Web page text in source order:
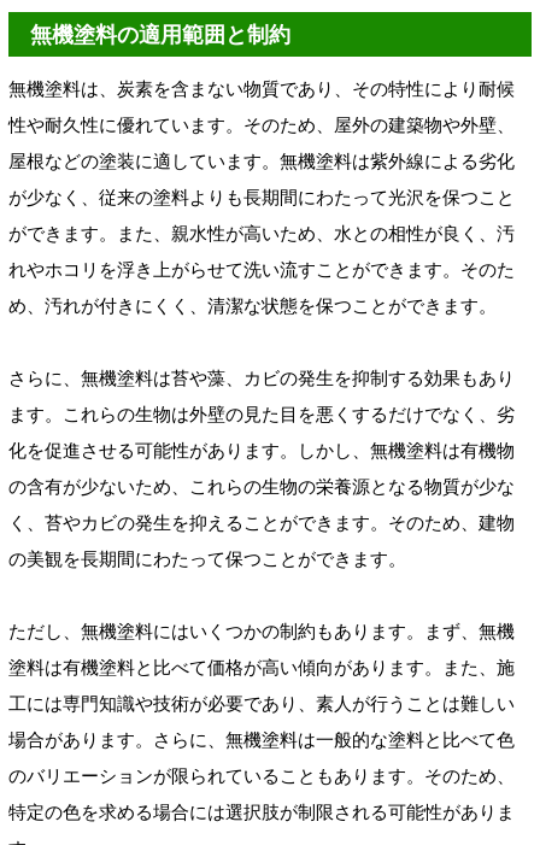
無機塗料の適用範囲と制約
無機塗料は、炭素を含まない物質であり、その特性により耐候
性や耐久性に優れています。そのため、屋外の建築物や外壁、
屋根などの塗装に適しています。無機塗料は紫外線による劣化
が少なく、従来の塗料よりも長期間にわたって光沢を保つこと
ができます。また、親水性が高いため、水との相性が良く、汚
れやホコリを浮き上がらせて洗い流すことができます。そのた
め、汚れが付きにくく、清潔な状態を保つことができます。
さらに、無機塗料は苔や藻、カビの発生を抑制する効果もあり
ます。これらの生物は外壁の見た目を悪くするだけでなく、劣
化を促進させる可能性があります。しかし、無機塗料は有機物
の含有が少ないため、これらの生物の栄養源となる物質が少な
く、苔やカビの発生を抑えることができます。そのため、建物
の美観を長期間にわたって保つことができます。
ただし、無機塗料にはいくつかの制約もあります。まず、無機
塗料は有機塗料と比べて価格が高い傾向があります。また、施
工には専門知識や技術が必要であり、素人が行うことは難しい
場合があります。さらに、無機塗料は一般的な塗料と比べて色
のバリエーションが限られていることもあります。そのため、
特定の色を求める場合には選択肢が制限される可能性がありま